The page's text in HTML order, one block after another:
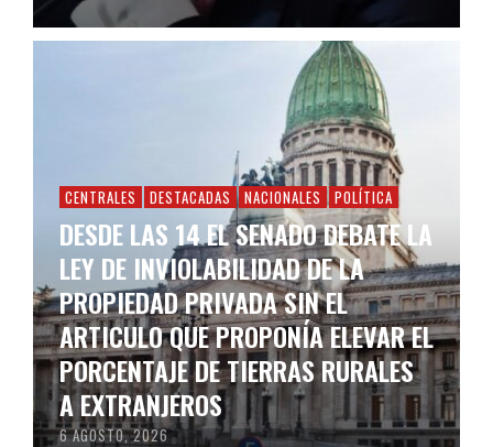
CENTRALES DESTACADAS NACIONALES POLÍTICA
DESDE LAS 14 EL SENADO DEBATE LA
LEY DE INVIOLABILIDAD DE LA
PROPIEDAD PRIVADA SIN EL
ARTICULO QUE PROPONÍA ELEVAR EL
PORCENTAJE DE TIERRAS RURALES
A EXTRANJEROS
6 AGOSTO, 2026